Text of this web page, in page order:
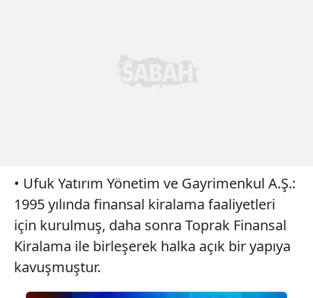
• Ufuk Yatırım Yönetim ve Gayrimenkul A.Ş.:
1995 yılında finansal kiralama faaliyetleri
için kurulmuş, daha sonra Toprak Finansal
Kiralama ile birleşerek halka açık bir yapıya
kavuşmuştur.